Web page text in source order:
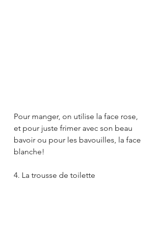
Pour manger, on utilise la face rose,
et pour juste frimer avec son beau
bavoir ou pour les bavouilles, la face
blanche!
4. La trousse de toilette